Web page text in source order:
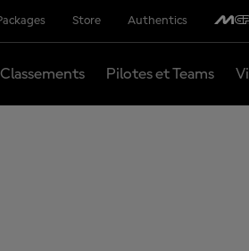
Store Authentics
Classements Pilotes et Teams